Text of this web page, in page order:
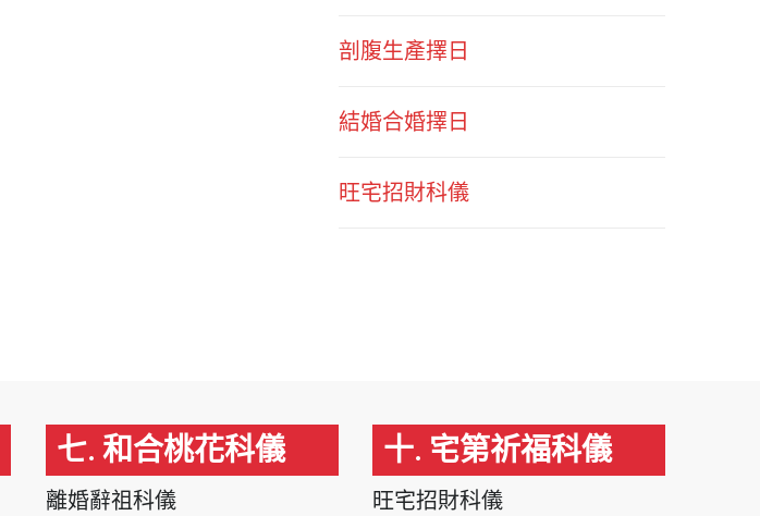
剖腹生產擇日
結婚合婚擇日
旺宅招財科儀
七. 和合桃花科儀
離婚辭祖科儀
十. 宅第祈福科儀
旺宅招財科儀